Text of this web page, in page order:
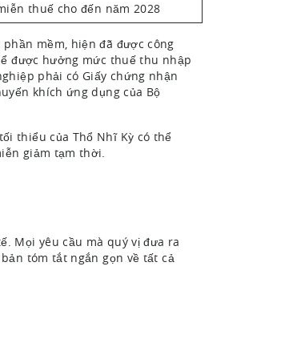
thuế cho đến năm 2028
mềm, hiện đã được công
được hưởng mức thuế thu nhập
phải có Giấy chứng nhận
khích ứng dụng của Bộ
thiểu của Thổ Nhĩ Kỳ có thể
giảm tạm thời.
Mọi yêu cầu mà quý vị đưa ra
tóm tắt ngắn gọn về tất cả